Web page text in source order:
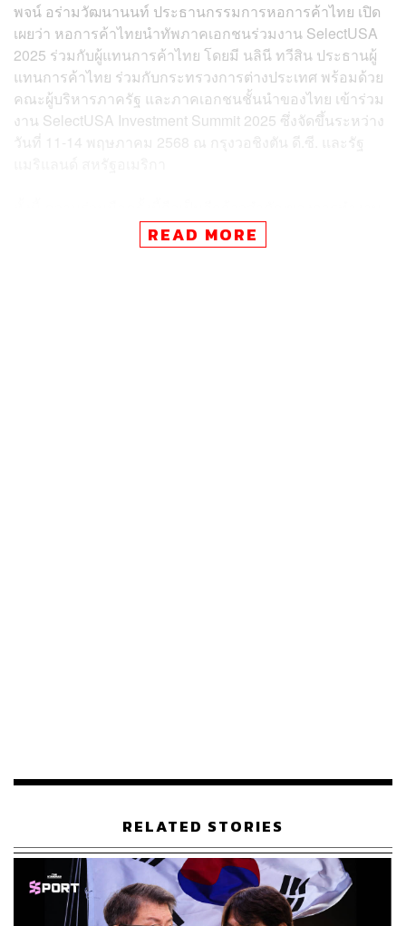
พจน์ อร่ามวัฒนานนท์ ประธานกรรมการหอการค้าไทย เปิด
เผยว่า หอการค้าไทยนำทัพภาคเอกชนร่วมงาน SelectUSA
2025 ร่วมกับผู้แทนการค้าไทย โดยมี นลินี ทวีสิน ประธานผู้
แทนการค้าไทย ร่วมกับกระทรวงการต่างประเทศ พร้อมด้วย
คณะผู้บริหารภาครัฐ และภาคเอกชนชั้นนำของไทย เข้าร่วม
งาน SelectUSA Investment Summit 2025 ซึ่งจัดขึ้นระหว่าง
วันที่ 11-14 พฤษภาคม 2568 ณ กรุงวอชิงตัน ดี.ซี. และรัฐ
แบบ “รัฐ-เอกชนร่วมขับเคลื่อน” (Public-Private Partnership)
โดยมีเป้าหมายสำคัญในการเปิดประตูสู่โอกาสการค้าและ
เช็กลิสต์อุตสาหกรรมไหนอ่วม หลังทรัมป์ขึ้นภาษีสินค้า
ปลัดพลังงาน-ปตท. เยือนสหรัฐฯ ลุยเจรจานำเข้าก๊าซแห
ล่ง Alaska LNG 3-5 ล้านตันต่อปี
READ MORE
RELATED STORIES